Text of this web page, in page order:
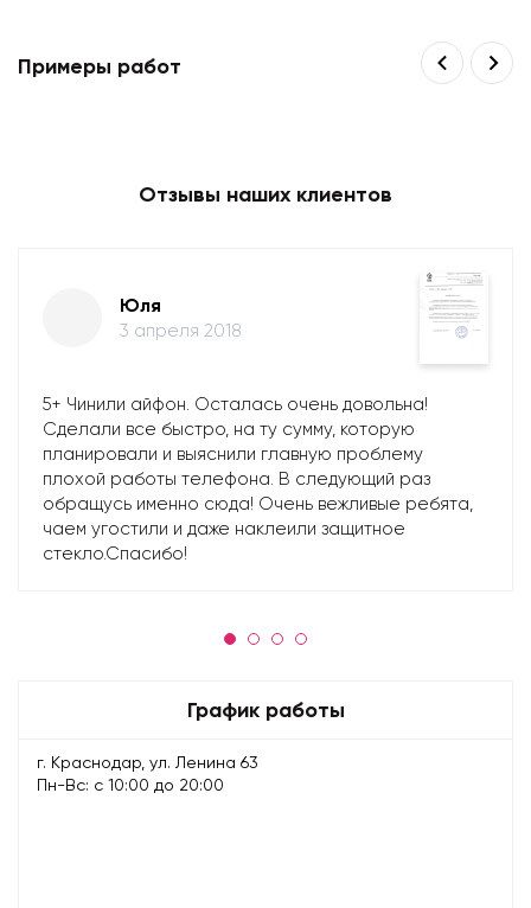
Примеры работ
Отзывы наших клиентов
Юля
3 апреля 2018
5+ Чинили айфон. Осталась очень довольна!
Сделали все быстро, на ту сумму, которую
планировали и выяснили главную проблему
плохой работы телефона. В следующий раз
обращусь именно сюда! Очень вежливые ребята,
чаем угостили и даже наклеили защитное
стекло.Спасибо!
График работы
г. Краснодар, ул. Ленина 63
Пн-Вс: с 10:00 до 20:00